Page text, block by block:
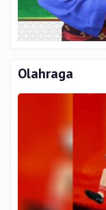
Olahraga